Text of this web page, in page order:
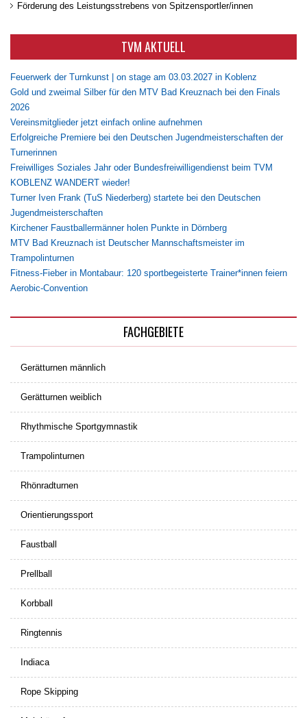
Förderung des Leistungsstrebens von Spitzensportler/innen
TVM AKTUELL
Feuerwerk der Turnkunst | on stage am 03.03.2027 in Koblenz
Gold und zweimal Silber für den MTV Bad Kreuznach bei den Finals
2026
Vereinsmitglieder jetzt einfach online aufnehmen
Erfolgreiche Premiere bei den Deutschen Jugendmeisterschaften der
Turnerinnen
Freiwilliges Soziales Jahr oder Bundesfreiwilligendienst beim TVM
KOBLENZ WANDERT wieder!
Turner Iven Frank (TuS Niederberg) startete bei den Deutschen
Jugendmeisterschaften
Kirchener Faustballermänner holen Punkte in Dörnberg
MTV Bad Kreuznach ist Deutscher Mannschaftsmeister im
Trampolinturnen
Fitness-Fieber in Montabaur: 120 sportbegeisterte Trainer*innen feiern
Aerobic-Convention
FACHGEBIETE
Gerätturnen männlich
Gerätturnen weiblich
Rhythmische Sportgymnastik
Trampolinturnen
Rhönradturnen
Orientierungssport
Faustball
Prellball
Korbball
Ringtennis
Indiaca
Rope Skipping